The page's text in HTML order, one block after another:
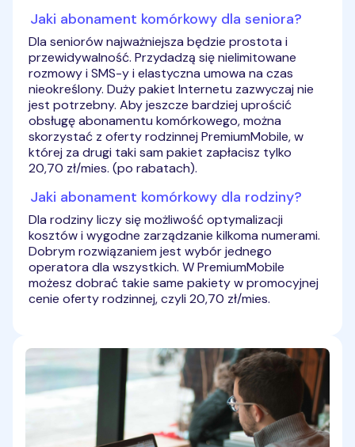
Jaki abonament komórkowy dla seniora?
Dla seniorów najważniejsza będzie prostota i
przewidywalność. Przydadzą się nielimitowane
rozmowy i SMS-y i elastyczna umowa na czas
nieokreślony. Duży pakiet Internetu zazwyczaj nie
jest potrzebny. Aby jeszcze bardziej uprościć
obsługę abonamentu komórkowego, można
skorzystać z oferty rodzinnej PremiumMobile, w
której za drugi taki sam pakiet zapłacisz tylko
20,70 zł/mies. (po rabatach).
Jaki abonament komórkowy dla rodziny?
Dla rodziny liczy się możliwość optymalizacji
kosztów i wygodne zarządzanie kilkoma numerami.
Dobrym rozwiązaniem jest wybór jednego
operatora dla wszystkich. W PremiumMobile
możesz dobrać takie same pakiety w promocyjnej
cenie oferty rodzinnej, czyli 20,70 zł/mies.